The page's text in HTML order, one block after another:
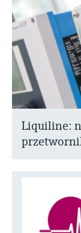
Liquiline: